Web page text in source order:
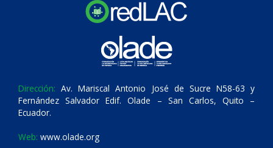
Dirección: Av. Mariscal Antonio José de Sucre N58-63 y
Fernández Salvador Edif. Olade – San Carlos, Quito –
Ecuador.
Web: www.olade.org